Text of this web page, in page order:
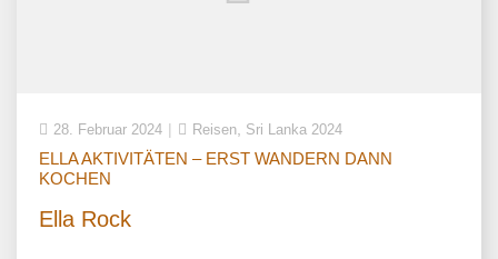
28. Februar 2024 Reisen Sri Lanka 2024
ELLA AKTIVITÄTEN – ERST WANDERN DANN
KOCHEN
Ella Rock